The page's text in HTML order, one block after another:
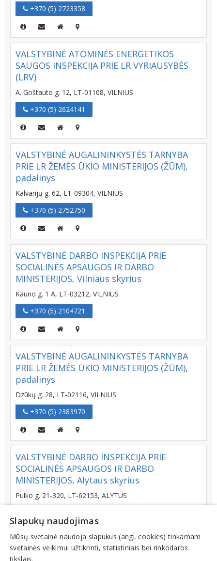
+370 (5) 2723358
VALSTYBINĖ ATOMINĖS ENERGETIKOS
SAUGOS INSPEKCIJA PRIE LR VYRIAUSYBĖS
(LRV)
A. Goštauto g. 12, LT-01108, VILNIUS
+370 (5) 2624141
VALSTYBINĖ AUGALININKYSTĖS TARNYBA
PRIE LR ŽEMĖS ŪKIO MINISTERIJOS (ŽŪM),
padalinys
Kalvarijų g. 62, LT-09304, VILNIUS
+370 (5) 2752750
VALSTYBINĖ DARBO INSPEKCIJA PRIE
SOCIALINĖS APSAUGOS IR DARBO
MINISTERIJOS, Vilniaus skyrius
Kauno g. 1 A, LT-03212, VILNIUS
+370 (5) 2104721
VALSTYBINĖ AUGALININKYSTĖS TARNYBA
PRIE LR ŽEMĖS ŪKIO MINISTERIJOS (ŽŪM),
padalinys
Dzūkų g. 28, LT-02116, VILNIUS
+370 (5) 2383970
VALSTYBINĖ DARBO INSPEKCIJA PRIE
SOCIALINĖS APSAUGOS IR DARBO
MINISTERIJOS, Alytaus skyrius
Pulko g. 21-320, LT-62153, ALYTUS
VALSTYBINĖ VARTOTOJŲ TEISIŲ APSAUGOS
Slapukų naudojimas
Mūsų svetainė naudoja slapukus (angl. cookies) tinkamam
svetainės veikimui užtikrinti, statistiniais bei rinkodaros
tikslais.